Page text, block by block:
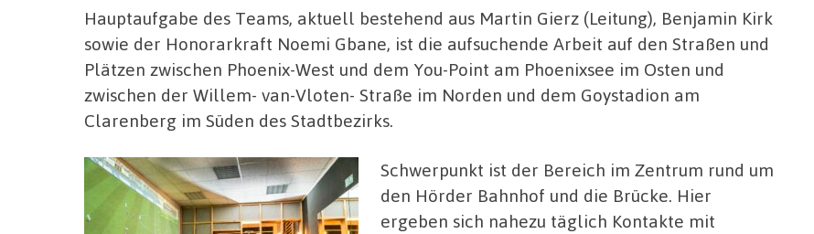
Hauptaufgabe des Teams, aktuell bestehend aus Martin Gierz (Leitung), Benjamin Kirk
sowie der Honorarkraft Noemi Gbane, ist die aufsuchende Arbeit auf den Straßen und
Plätzen zwischen Phoenix-West und dem You-Point am Phoenixsee im Osten und
zwischen der Willem- van-Vloten- Straße im Norden und dem Goystadion am
Clarenberg im Süden des Stadtbezirks.
Schwerpunkt ist der Bereich im Zentrum rund um
den Hörder Bahnhof und die Brücke. Hier
ergeben sich nahezu täglich Kontakte mit